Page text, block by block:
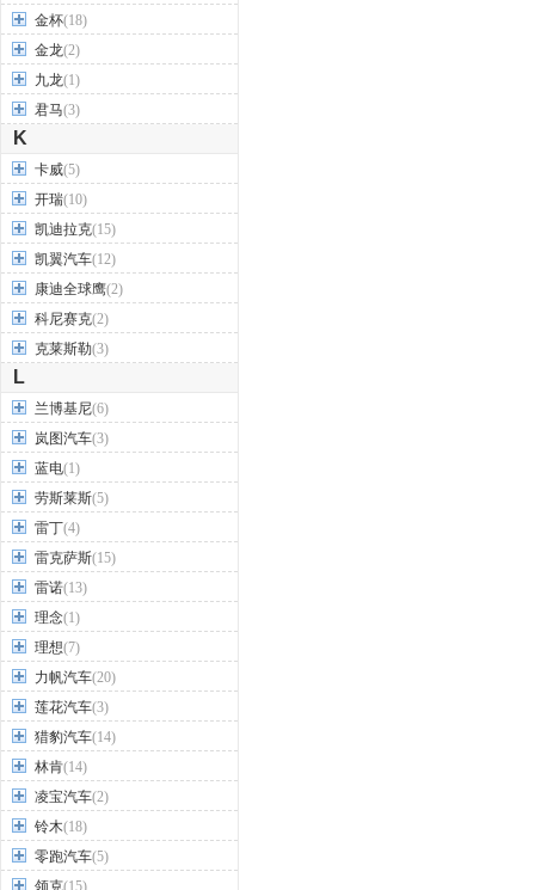
金杯(18)
金龙(2)
九龙(1)
君马(3)
K
卡威(5)
开瑞(10)
凯迪拉克(15)
凯翼汽车(12)
康迪全球鹰(2)
科尼赛克(2)
克莱斯勒(3)
L
兰博基尼(6)
岚图汽车(3)
蓝电(1)
劳斯莱斯(5)
雷丁(4)
雷克萨斯(15)
雷诺(13)
理念(1)
理想(7)
力帆汽车(20)
莲花汽车(3)
猎豹汽车(14)
林肯(14)
凌宝汽车(2)
铃木(18)
零跑汽车(5)
领克(15)